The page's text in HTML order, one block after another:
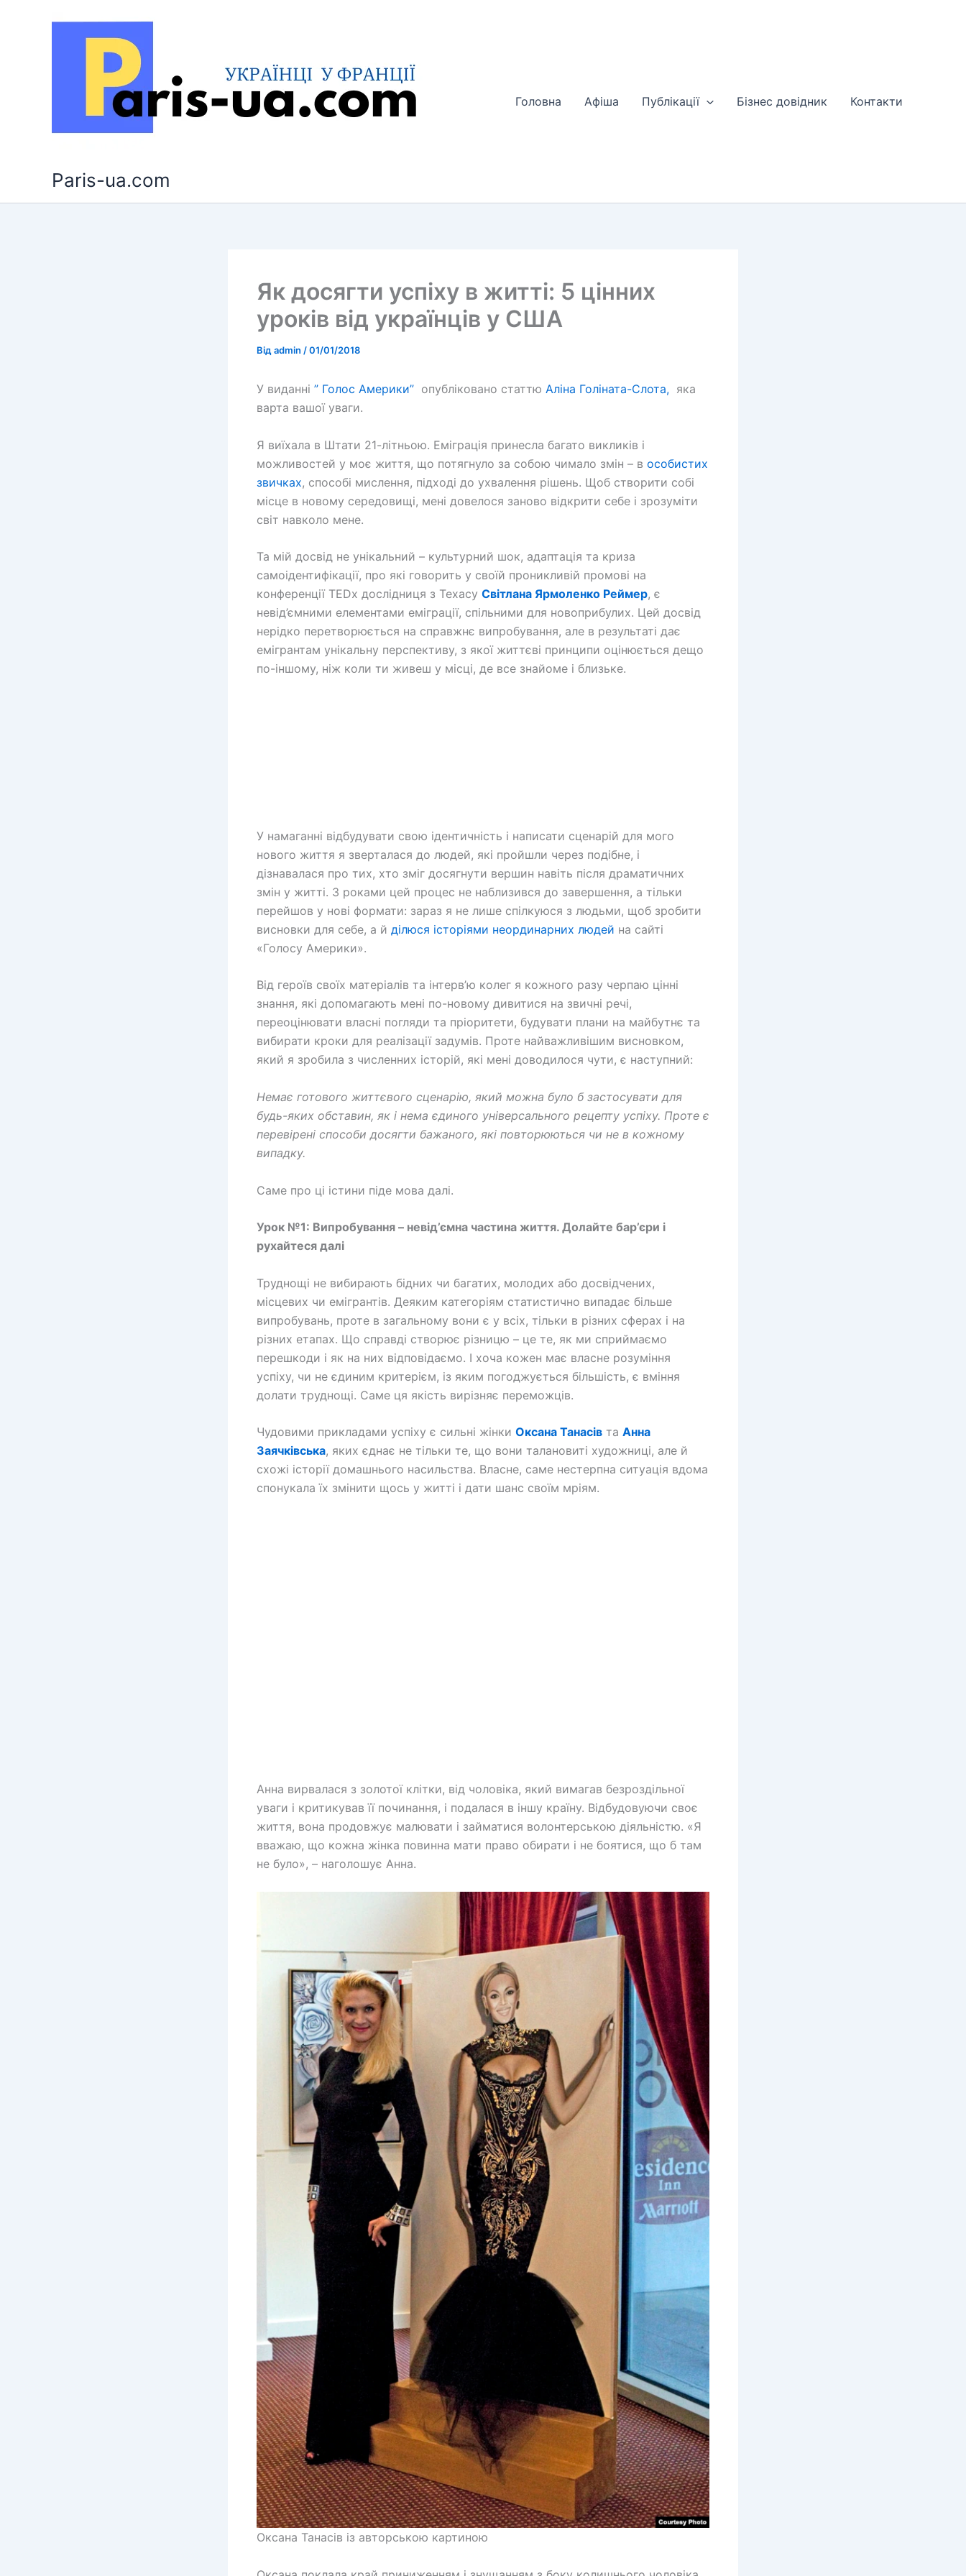
Paris-ua.com
Головна Афіша Публікації Бізнес довідник Контакти
Як досягти успіху в житті: 5 цінних
уроків від українців у США
Від admin /01/01/2018
У виданні ” Голос Америки” опубліковано статтю Аліна Голіната-Слота, яка
варта вашої уваги.
Я виїхала в Штати 21-літньою. Еміграція принесла багато викликів і
можливостей у моє життя, що потягнуло за собою чимало змін – в особистих
звичках, способі мислення, підході до ухвалення рішень. Щоб створити собі
місце в новому середовищі, мені довелося заново відкрити себе і зрозуміти
світ навколо мене.
Та мій досвід не унікальний – культурний шок, адаптація та криза
самоідентифікації, про які говорить у своїй проникливій промові на
конференції TEDx дослідниця з Техасу Світлана Ярмоленко Реймер, є
невід’ємними елементами еміграції, спільними для новоприбулих. Цей досвід
нерідко перетворюється на справжнє випробування, але в результаті дає
емігрантам унікальну перспективу, з якої життєві принципи оцінюється дещо
по-іншому, ніж коли ти живеш у місці, де все знайоме і близьке.
У намаганні відбудувати свою ідентичність і написати сценарій для мого
нового життя я зверталася до людей, які пройшли через подібне, і
дізнавалася про тих, хто зміг досягнути вершин навіть після драматичних
змін у житті. З роками цей процес не наблизився до завершення, а тільки
перейшов у нові формати: зараз я не лише спілкуюся з людьми, щоб зробити
висновки для себе, а й ділюся історіями неординарних людей на сайті
«Голосу Америки».
Від героїв своїх матеріалів та інтерв’ю колег я кожного разу черпаю цінні
знання, які допомагають мені по-новому дивитися на звичні речі,
переоцінювати власні погляди та пріоритети, будувати плани на майбутнє та
вибирати кроки для реалізації задумів. Проте найважливішим висновком,
який я зробила з численних історій, які мені доводилося чути, є наступний:
Немає готового життєвого сценарію, який можна було б застосувати для
будь-яких обставин, як і нема єдиного універсального рецепту успіху. Проте є
перевірені способи досягти бажаного, які повторюються чи не в кожному
випадку.
Саме про ці істини піде мова далі.
Урок №1: Випробування – невід’ємна частина життя. Долайте бар’єри і
рухайтеся далі
Труднощі не вибирають бідних чи багатих, молодих або досвідчених,
місцевих чи емігрантів. Деяким категоріям статистично випадає більше
випробувань, проте в загальному вони є у всіх, тільки в різних сферах і на
різних етапах. Що справді створює різницю – це те, як ми сприймаємо
перешкоди і як на них відповідаємо. І хоча кожен має власне розуміння
успіху, чи не єдиним критерієм, із яким погоджується більшість, є вміння
долати труднощі. Саме ця якість вирізняє переможців.
Чудовими прикладами успіху є сильні жінки Оксана Танасів та Анна
Заячківська, яких єднає не тільки те, що вони талановиті художниці, але й
схожі історії домашнього насильства. Власне, саме нестерпна ситуація вдома
спонукала їх змінити щось у житті і дати шанс своїм мріям.
Анна вирвалася з золотої клітки, від чоловіка, який вимагав безроздільної
уваги і критикував її починання, і подалася в іншу країну. Відбудовуючи своє
життя, вона продовжує малювати і займатися волонтерською діяльністю. «Я
вважаю, що кожна жінка повинна мати право обирати і не боятися, що б там
не було», – наголошує Анна.
Оксана Танасів із авторською картиною